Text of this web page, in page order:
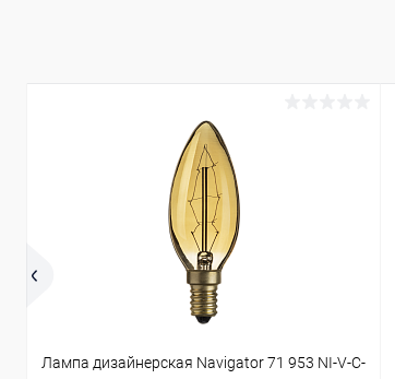
Лампа дизайнерская Navigator 71 953 NI-V-C-